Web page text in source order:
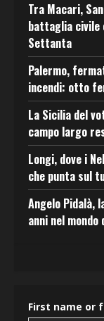
Tra Macari,
battaglia civile
Settanta
Palermo,
incendi: otto
La Sicilia del
campo largo
Longi, dove i
che punta sul
Angelo Pidalà,
anni nel
First name or